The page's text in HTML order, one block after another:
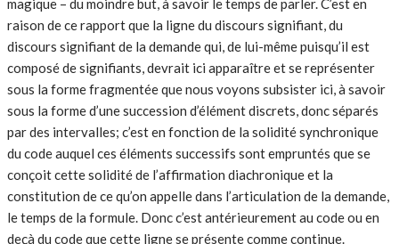
magique – du moindre but, à savoir le temps de parler. C’est en
raison de ce rapport que la ligne du discours signifiant, du
discours signifiant de la demande qui, de lui-même puisqu’il est
composé de signifiants, devrait ici apparaître et se représenter
sous la forme fragmentée que nous voyons subsister ici, à savoir
sous la forme d’une succession d’élément discrets, donc séparés
par des intervalles; c’est en fonction de la solidité synchronique
du code auquel ces éléments successifs sont empruntés que se
conçoit cette solidité de l’affirmation diachronique et la
constitution de ce qu’on appelle dans l’articulation de la demande,
le temps de la formule. Donc c’est antérieurement au code ou en
deçà du code que cette ligne se présente comme continue.